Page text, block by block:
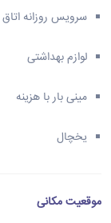
سرویس روزانه اتاق
لوازم بهداشتی
مینی بار با هزینه
یخچال
موقعیت مکانی